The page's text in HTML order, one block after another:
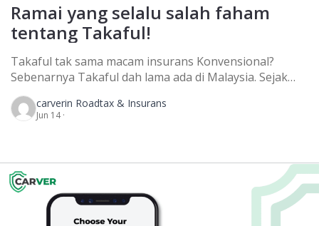
Ramai yang selalu salah faham
tentang Takaful!
Takaful tak sama macam insurans Konvensional?
Sebenarnya Takaful dah lama ada di Malaysia. Sejak
tahun 1993 lagi. Walaubagaimanapun, masih ramai
yang masih tak faham atau tak berapa tahu tentang
Takaful ni. Kenapa? Sebab ramai masih ada persepsi
Malaysia yang masih […]
carverin Roadtax & Insurans
Jun 14 ·